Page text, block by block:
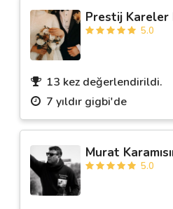
Prestij Kareler
5.0
13 kez değerlendirildi.
7 yıldır gigbi'de
Murat
5.0